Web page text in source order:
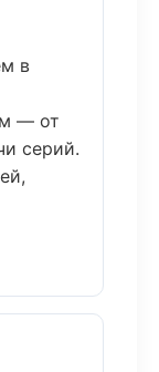
в
— от
серий.